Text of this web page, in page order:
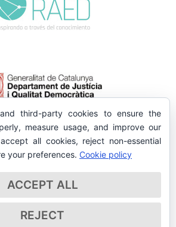
third-party cookies to ensure the
measure usage, and improve our
all cookies, reject non-essential
your preferences. Cookie policy
ACCEPT ALL
REJECT